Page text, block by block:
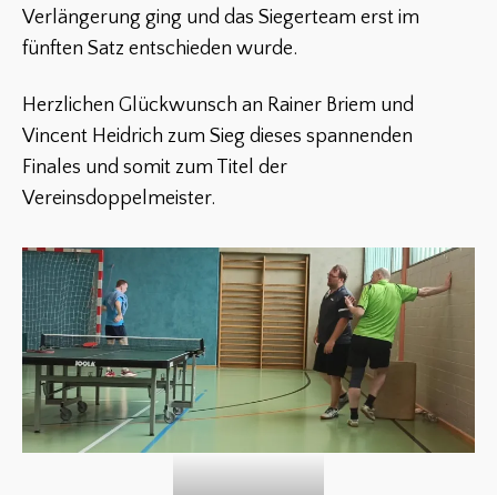
Verlängerung ging und das Siegerteam erst im
fünften Satz entschieden wurde.
Herzlichen Glückwunsch an Rainer Briem und
Vincent Heidrich zum Sieg dieses spannenden
Finales und somit zum Titel der
Vereinsdoppelmeister.